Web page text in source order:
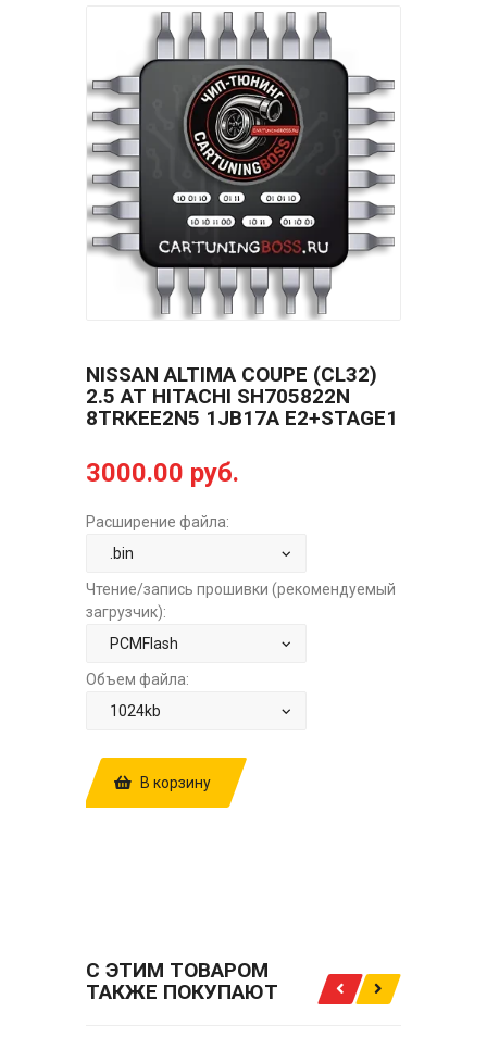
NISSAN ALTIMA COUPE (СL32)
2.5 AT HITACHI SH705822N
8TRKEE2N5 1JB17A E2+STAGE1
3000.00 руб.
Расширение файла:
Чтение/запись прошивки (рекомендуемый
загрузчик):
Объем файла:
В корзину
С ЭТИМ ТОВАРОМ
ТАКЖЕ ПОКУПАЮТ